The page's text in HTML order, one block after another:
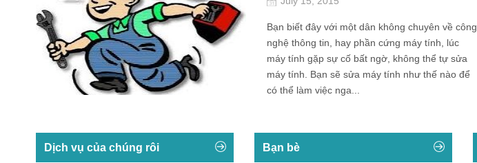
Bạn biết đây với một dân không chuyên về công
nghệ thông tin, hay phần cứng máy tính, lúc
máy tính gặp sự cố bất ngờ, không thể tự sửa
máy tính. Bạn sẽ sửa máy tính như thế nào để
có thể làm việc nga...
Dịch vụ của chúng rôi Bạn bè